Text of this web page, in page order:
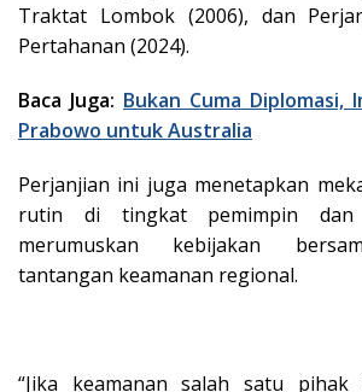
Traktat Lombok (2006), dan
Pertahanan (2024).
Baca Juga: Bukan Cuma Diplomasi,
Prabowo untuk Australia
Perjanjian ini juga menetapkan
rutin di tingkat pemimpin
merumuskan kebijakan
tantangan keamanan regional.
“Jika keamanan salah satu pihak